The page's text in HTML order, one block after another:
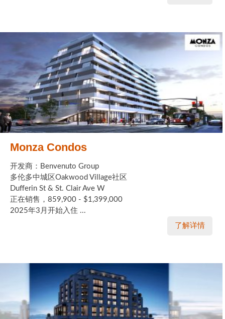
Monza Condos
开发商：Benvenuto Group
多伦多中城区Oakwood Village社区
Dufferin St & St. Clair Ave W
正在销售，859,900 - $1,399,000
2025年3月开始入住 ...
了解详情